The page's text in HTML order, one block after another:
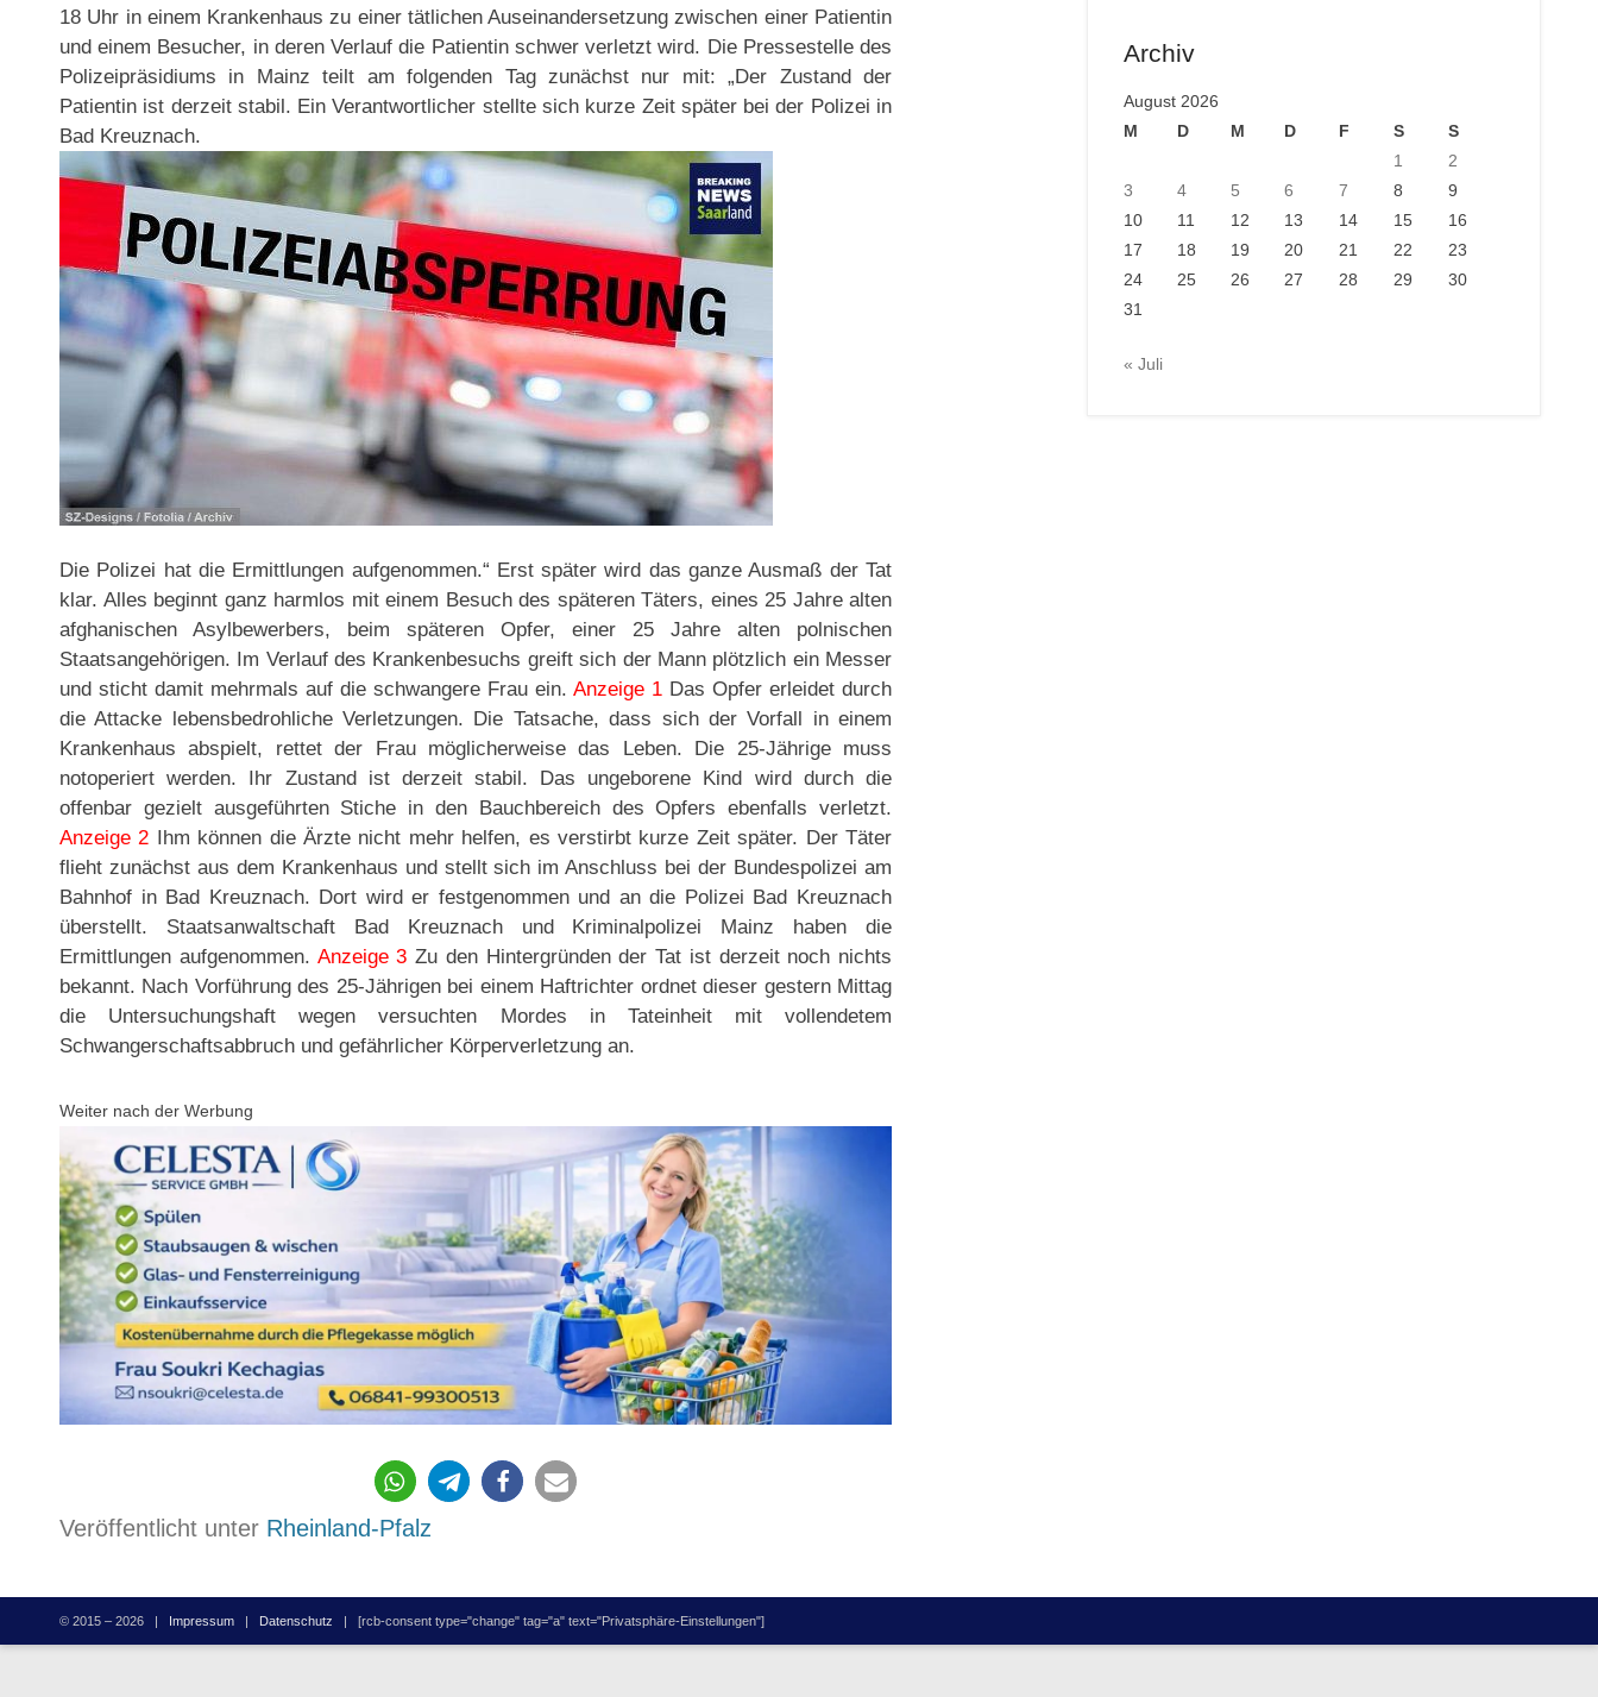
18 Uhr in einem Krankenhaus zu einer tätlichen Auseinandersetzung zwischen einer Patientin
und einem Besucher, in deren Verlauf die Patientin schwer verletzt wird. Die Pressestelle des
Polizeipräsidiums in Mainz teilt am folgenden Tag zunächst nur mit: „Der Zustand der
Patientin ist derzeit stabil. Ein Verantwortlicher stellte sich kurze Zeit später bei der Polizei in
Bad Kreuznach.
Die Polizei hat die Ermittlungen aufgenommen.“ Erst später wird das ganze Ausmaß der Tat
klar. Alles beginnt ganz harmlos mit einem Besuch des späteren Täters, eines 25 Jahre alten
afghanischen Asylbewerbers, beim späteren Opfer, einer 25 Jahre alten polnischen
Staatsangehörigen. Im Verlauf des Krankenbesuchs greift sich der Mann plötzlich ein Messer
und sticht damit mehrmals auf die schwangere Frau ein. Anzeige 1 Das Opfer erleidet durch
die Attacke lebensbedrohliche Verletzungen. Die Tatsache, dass sich der Vorfall in einem
Krankenhaus abspielt, rettet der Frau möglicherweise das Leben. Die 25-Jährige muss
notoperiert werden. Ihr Zustand ist derzeit stabil. Das ungeborene Kind wird durch die
offenbar gezielt ausgeführten Stiche in den Bauchbereich des Opfers ebenfalls verletzt.
Anzeige 2 Ihm können die Ärzte nicht mehr helfen, es verstirbt kurze Zeit später. Der Täter
flieht zunächst aus dem Krankenhaus und stellt sich im Anschluss bei der Bundespolizei am
Bahnhof in Bad Kreuznach. Dort wird er festgenommen und an die Polizei Bad Kreuznach
überstellt. Staatsanwaltschaft Bad Kreuznach und Kriminalpolizei Mainz haben die
Ermittlungen aufgenommen. Anzeige 3 Zu den Hintergründen der Tat ist derzeit noch nichts
bekannt. Nach Vorführung des 25-Jährigen bei einem Haftrichter ordnet dieser gestern Mittag
die Untersuchungshaft wegen versuchten Mordes in Tateinheit mit vollendetem
Schwangerschaftsabbruch und gefährlicher Körperverletzung an.
Weiter nach der Werbung
1686
Veröffentlicht unter Rheinland-Pfalz
Archiv
August 2026
M
D M D F S
S
1
2
3
4 5 6 7 8
9
10
11 12 13 14 15
16
17
18 19 20 21 22
23
24
25 26 27 28 29
30
31
« Juli
© 2015 – 2026 | Impressum | Datenschutz | [rcb-consent type="change" tag="a" text="Privatsphäre-Einstellungen"]